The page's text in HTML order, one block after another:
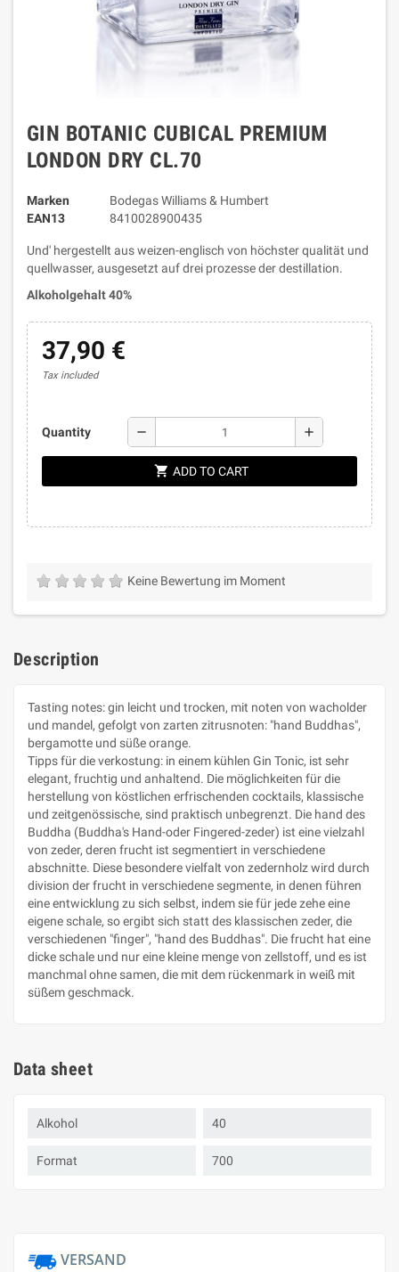
GIN BOTANIC CUBICAL PREMIUM
LONDON DRY CL.70
Marken
Bodegas Williams & Humbert
EAN13
8410028900435
Und' hergestellt aus weizen-englisch von höchster qualität und
quellwasser, ausgesetzt auf drei prozesse der destillation.
Alkoholgehalt 40%
37,90 €
Tax included
Quantity remove add
shopping_cart ADD TO CART
Keine Bewertung im Moment
Description
Tasting notes: gin leicht und trocken, mit noten von wacholder
und mandel, gefolgt von zarten zitrusnoten: "hand Buddhas",
bergamotte und süße orange.
Tipps für die verkostung: in einem kühlen Gin Tonic, ist sehr
elegant, fruchtig und anhaltend. Die möglichkeiten für die
herstellung von köstlichen erfrischenden cocktails, klassische
und zeitgenössische, sind praktisch unbegrenzt. Die hand des
Buddha (Buddha's Hand-oder Fingered-zeder) ist eine vielzahl
von zeder, deren frucht ist segmentiert in verschiedene
abschnitte. Diese besondere vielfalt von zedernholz wird durch
division der frucht in verschiedene segmente, in denen führen
eine entwicklung zu sich selbst, indem sie für jede zehe eine
eigene schale, so ergibt sich statt des klassischen zeder, die
verschiedenen "finger", "hand des Buddhas". Die frucht hat eine
dicke schale und nur eine kleine menge von zellstoff, und es ist
manchmal ohne samen, die mit dem rückenmark in weiß mit
süßem geschmack.
Data sheet
Alkohol 40
Format 700
VERSAND